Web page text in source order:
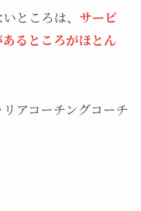
ところは、 サービ
るところがほとん
アコーチングコーチ